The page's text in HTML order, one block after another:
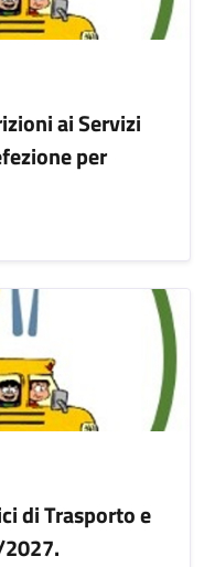
ai Servizi
per
di Trasporto e